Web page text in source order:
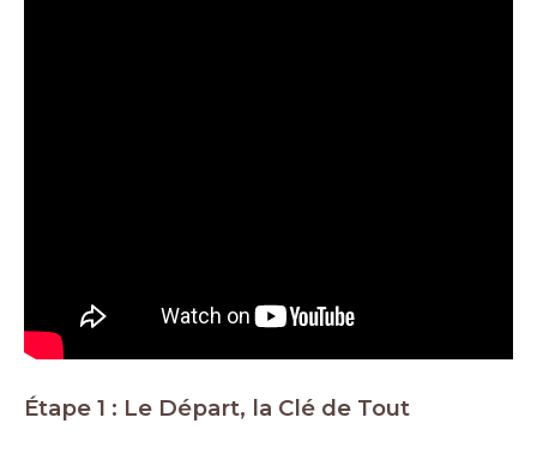
Étape 1 : Le Départ, la Clé de Tout